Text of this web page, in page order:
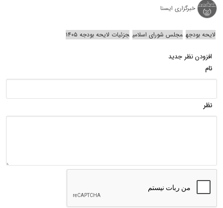
خبرگزاری ایسنا
لایحه بودجه مجلس شورای اسلامی جزئیات لایحه بودجه ۱۴۰۵
افزودن نظر جدید
نام
نظر